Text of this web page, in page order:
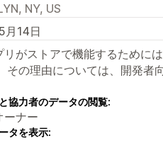
NY, US
月14日
リがストアで機能するために
その理由については、開発者
協力者のデータの閲覧:
ーナー
タを表示: